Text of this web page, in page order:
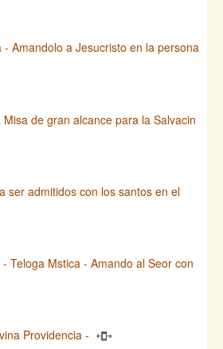
Amandolo a Jesucristo en la persona
de gran alcance para la Salvacin
ser admitidos con los santos en el
- Teloga Mstica - Amando al Seor con
Providencia -